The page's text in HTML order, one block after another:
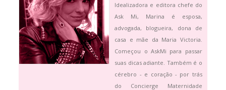
Idealizadora e editora chefe do
Ask Mi, Marina é esposa,
advogada, blogueira, dona de
casa e mãe da Maria Victoria.
Começou o AskMi para passar
suas dicas adiante. Também é o
cérebro - e coração - por trás
do Concierge Maternidade